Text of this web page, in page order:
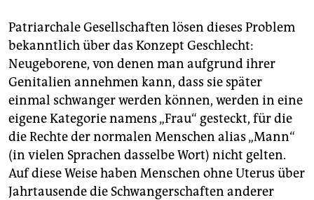
Patriarchale Gesellschaften lösen dieses Problem
bekanntlich über das Konzept Geschlecht:
Neugeborene, von denen man aufgrund ihrer
Genitalien annehmen kann, dass sie später
einmal schwanger werden können, werden in eine
eigene Kategorie namens „Frau“ gesteckt, für die
die Rechte der normalen Menschen alias „Mann“
(in vielen Sprachen dasselbe Wort) nicht gelten.
Auf diese Weise haben Menschen ohne Uterus über
Jahrtausende die Schwangerschaften anderer